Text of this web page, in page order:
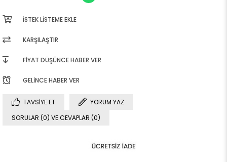
İSTEK LISTEME EKLE
KARŞILAŞTIR
FIYAT DÜŞÜNCE HABER VER
GELINCE HABER VER
TAVSIYE ET
YORUM YAZ
SORULAR (0) VE CEVAPLAR (0)